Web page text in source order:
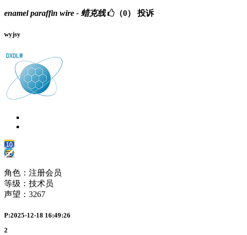
enamel paraffin wire - 蜡克线 （0） 投诉
wyjsy
角色：注册会员
等级：技术员
声望： 3267
P:2025-12-18 16:49:26
2